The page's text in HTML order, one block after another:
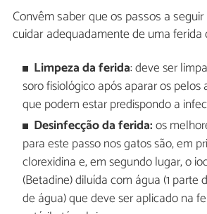
Convêm saber que os passos a
cuidar adequadamente de uma ferida
Limpeza da ferida: deve ser
soro fisiológico após aparar os pelos
que podem estar predispondo a
Desinfecção da ferida:os
para este passo nos gatos são, em
clorexidina e, em segundo lugar, o
(Betadine) diluída com água (1 parte
de água) que deve ser aplicado na